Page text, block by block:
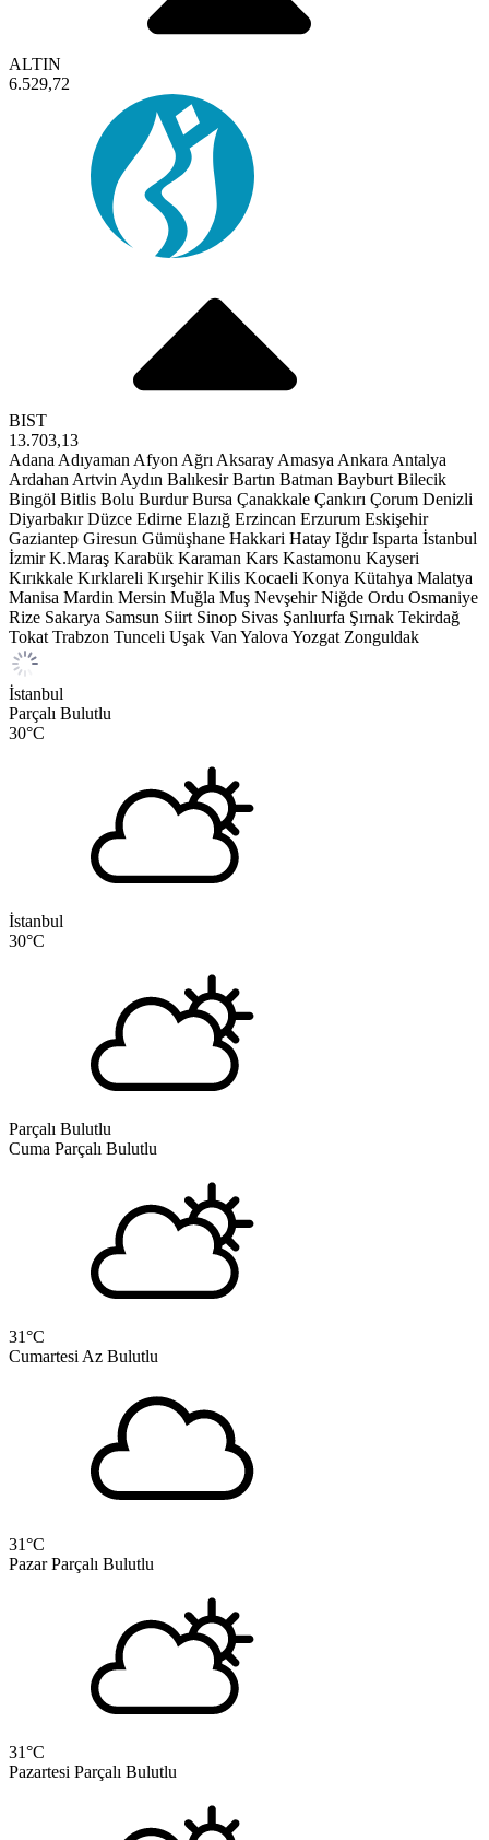
ALTIN
6.529,72
BIST
13.703,13
Adana Adıyaman Afyon Ağrı Aksaray Amasya Ankara Antalya
Ardahan Artvin Aydın Balıkesir Bartın Batman Bayburt Bilecik
Bingöl Bitlis Bolu Burdur Bursa Çanakkale Çankırı Çorum Denizli
Diyarbakır Düzce Edirne Elazığ Erzincan Erzurum Eskişehir
Gaziantep Giresun Gümüşhane Hakkari Hatay Iğdır Isparta İstanbul
İzmir K.Maraş Karabük Karaman Kars Kastamonu Kayseri
Kırıkkale Kırklareli Kırşehir Kilis Kocaeli Konya Kütahya Malatya
Manisa Mardin Mersin Muğla Muş Nevşehir Niğde Ordu Osmaniye
Rize Sakarya Samsun Siirt Sinop Sivas Şanlıurfa Şırnak Tekirdağ
Tokat Trabzon Tunceli Uşak Van Yalova Yozgat Zonguldak
İstanbul
Parçalı Bulutlu
30°C
İstanbul
30°C
Parçalı Bulutlu
Cuma Parçalı Bulutlu
31°C
Cumartesi Az Bulutlu
31°C
Pazar Parçalı Bulutlu
31°C
Pazartesi Parçalı Bulutlu